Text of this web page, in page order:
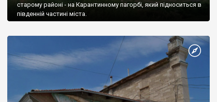
старому районі - на Карантинному пагорбі, який підноситься в
південній частині міста.